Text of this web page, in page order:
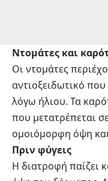
Ντομάτες και
Οι ντομάτες
αντιοξειδωτικό
λόγω ήλιου. Τα
που μετατρέπεται
ομοιόμορφη όψη
Πριν φύγεις
Η διατροφή παίζει